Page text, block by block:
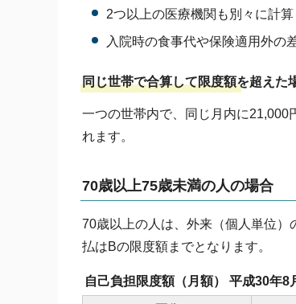
2つ以上の医療機関も別々に計算
入院時の食事代や保険適用外の
同じ世帯で合算して限度額を超えた
一つの世帯内で、同じ月内に21,000
れます。
70歳以上75歳未満の人の場合
70歳以上の人は、外来（個人単位
払はBの限度額までとなります。
自己負担限度額（月額） 平成30年8